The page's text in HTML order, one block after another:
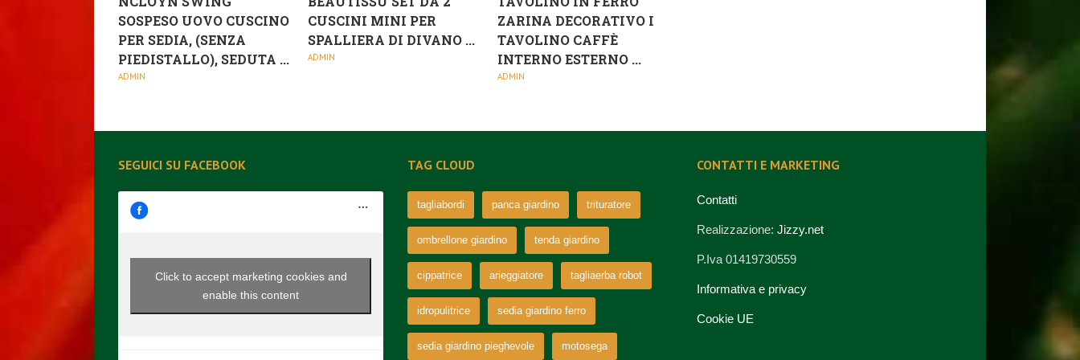
SOSPESO UOVO CUSCINO
PER SEDIA, (SENZA
PIEDISTALLO), SEDUTA ...
ADMIN
CUSCINI MINI PER
SPALLIERA DI DIVANO ...
ADMIN
ZARINA DECORATIVO I
TAVOLINO CAFFÈ
INTERNO ESTERNO ...
ADMIN
SEGUICI SU FACEBOOK
Click to accept marketing cookies and
enable this content
TAG CLOUD
tagliabordi panca giardino trituratore
ombrellone giardino tenda giardino
cippatrice arieggiatore tagliaerba robot
idropulitrice sedia giardino ferro
sedia giardino pieghevole motosega
CONTATTI E MARKETING
Contatti
Realizzazione: Jizzy.net
P.Iva 01419730559
Informativa e privacy
Cookie UE